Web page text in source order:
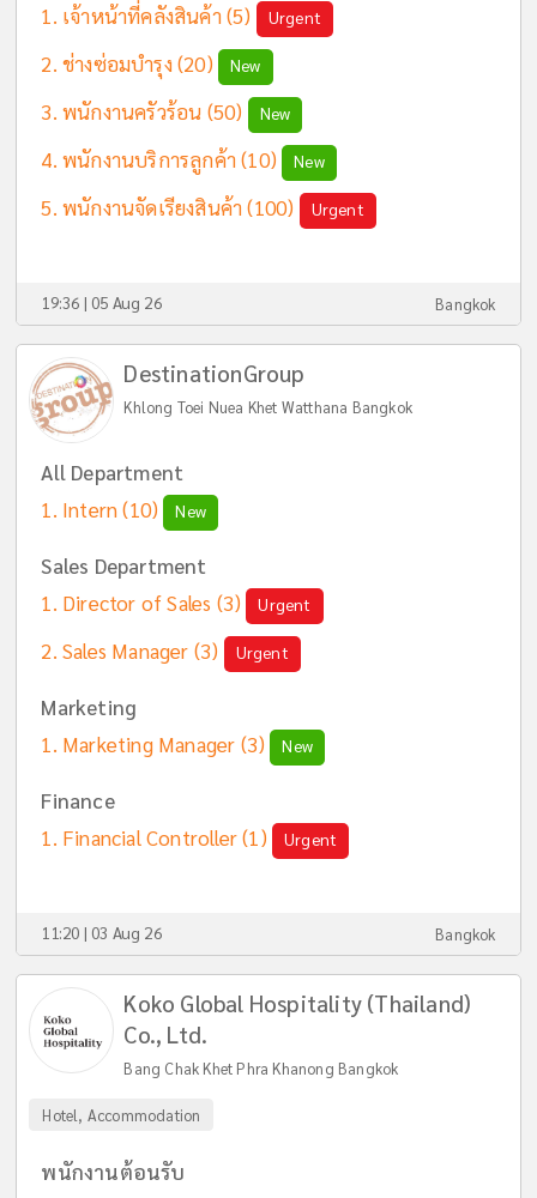
เจ้าหน้าที่คลังสินค้า(5) Urgent
ช่างซ่อมบำรุง(20) New
พนักงานครัวร้อน (50) New
พนักงานบริการลูกค้า(10) New
พนักงานจัดเรียงสินค้า(100) Urgent
19:36 | 05 Aug 26 Bangkok
DestinationGroup
Khlong Toei Nuea Khet Watthana Bangkok
All Department
Intern(10) New
Sales Department
Director of Sales (3) Urgent
Sales Manager (3) Urgent
Marketing
Marketing Manager (3) New
Finance
Financial Controller(1) Urgent
11:20 | 03 Aug 26 Bangkok
Koko Global Hospitality (Thailand)
Co., Ltd.
Bang Chak Khet Phra Khanong Bangkok
Hotel, Accommodation
พนักงานต้อนรับ